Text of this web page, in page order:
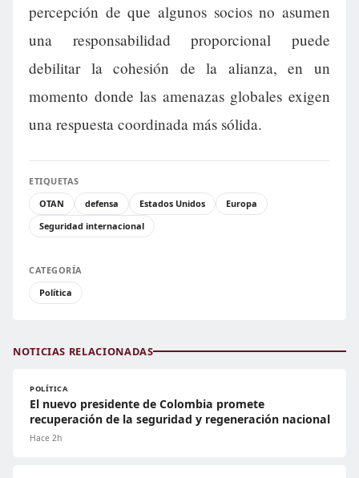
percepción de que algunos socios no asumen
una responsabilidad proporcional puede
debilitar la cohesión de la alianza, en un
momento donde las amenazas globales exigen
una respuesta coordinada más sólida.
ETIQUETAS
OTAN
defensa Estados Unidos
Europa
Seguridad internacional
CATEGORÍA
Política
NOTICIAS RELACIONADAS
POLÍTICA
El nuevo presidente de Colombia promete
recuperación de la seguridad y regeneración nacional
Hace 2h